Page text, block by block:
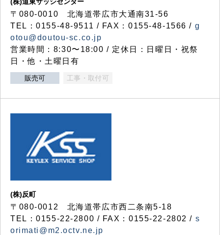
〒080-0010 北海道帯広市大通南31-56
TEL：0155-48-9511 / FAX：0155-48-1566 / g
otou@doutou-sc.co.jp
営業時間：8:30〜18:00 / 定休日：日曜日・祝祭
日・他・土曜日有
販売可 工事・取付可
(株)反町
〒080-0012 北海道帯広市西二条南5-18
TEL：0155-22-2800 / FAX：0155-22-2802 / s
orimati@m2.octv.ne.jp